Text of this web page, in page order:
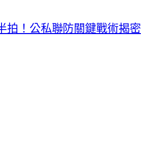
拍！公私聯防關鍵戰術揭密